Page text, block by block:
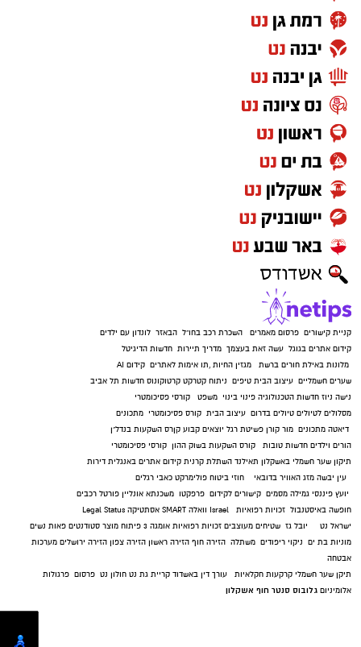
קניית קישורים פרסום מאמרים השכרת רכב בחו"ל הבאזר לונדון עם ילדים
קידום אתרים בגוגל עשה זאת בעצמך מדריך תיירות חדשות הדיגיטל
מלונות באילת חורים ברשת מגזין החיות ,תו אימות לאתרים קידום AI
שערים חשמליים עיצוב הבית טיפים ניתוח קטרקט קרטוקונוס חדשות תל אביב
נישה ניוז חדשות הטכנולוגיה פינוי בינוי משפט
קורסי פסיכומטרי
מסלולים לטיולים טיולים בדרום עיצוב הבית קורס פסיכומטרי מתכונים
דיאטה מתכונים מור קורן פשיטת רגל יוצאים קבוע קןרס השקעות בנדל"ן
הורים וילדים חדשות טובות קורס השקעות בשוק ההון קורסי פסיכומטרי
תיקון שער חשמלי באשקלון תאילנד השתלת קרנית קידום אתרים באנגלית דירות
עין יבשה מזג האוויר בדובאי חוזי ביטוח פולימרקט כאבי רגלים
יועץ פיננסי גמילה מסמים קישורים לקידום פרפקטו משכנתא אונליין פורטל רכבים
חופשה באיסטנבול זכויות רפואיות Israel וואלה SMART אסתטיקה Legal Status
ישראל נט
יובל גז שטיחים מעוצבים זכויות רפואיות אומגה 3 פיתוח מוצר סטודנטים פאות נשים
מוניות בת ים ניקוי ריפודים משתלה הזירה חוף הזירה ראשון הזירה צפון הזירה ירושלים מערכות
אבטחה
תיקן שער חשמלי קרקעות חקלאיות עורך דין באשדוד קריית גת נט חולון נט פרסום פרגולות
אלומיניום גלובוס סנטר חוף אשקלון